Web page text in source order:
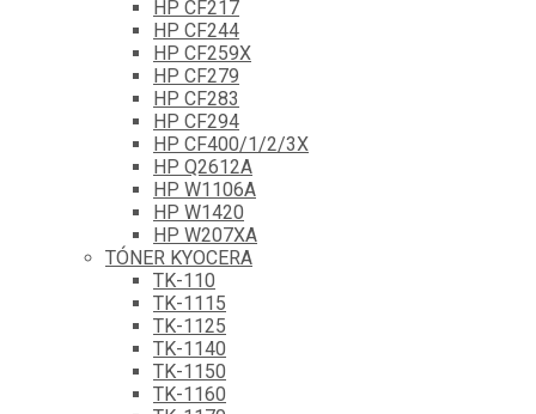
HP CF217
HP CF244
HP CF259X
HP CF279
HP CF283
HP CF294
HP CF400/1/2/3X
HP Q2612A
HP W1106A
HP W1420
HP W207XA
TÓNER KYOCERA
TK-110
TK-1115
TK-1125
TK-1140
TK-1150
TK-1160